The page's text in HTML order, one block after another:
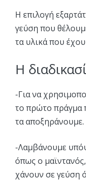
Η επιλογή
γεύση που
τα υλικά που
Η
-Για να
το πρώτο πράγμα
τα αποξηράνουμε.
-Λαμβάνουμε
όπως ο
χάνουν σε γεύση